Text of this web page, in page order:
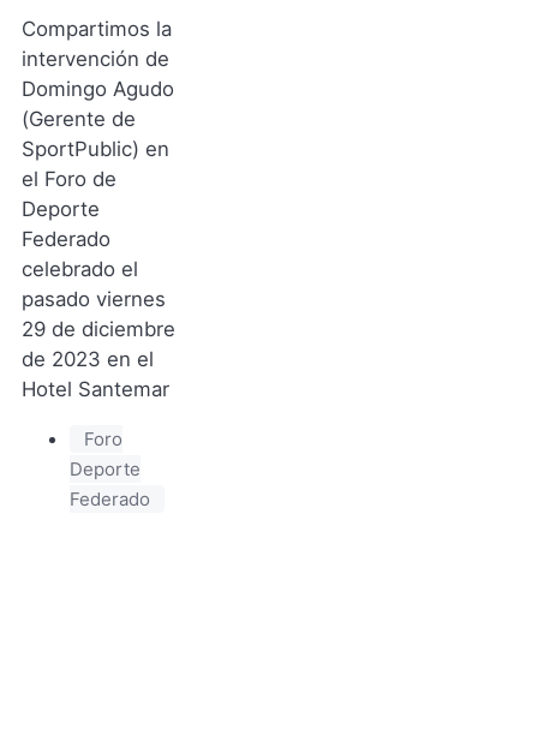
Compartimos la
intervención de
Domingo Agudo
(Gerente de
SportPublic) en
el Foro de
Deporte
Federado
celebrado el
pasado viernes
29 de diciembre
de 2023 en el
Hotel Santemar
Foro
Deporte
Federado